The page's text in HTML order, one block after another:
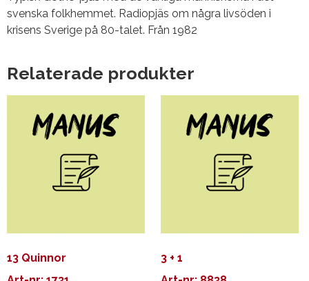
svenska folkhemmet. Radiopjäs om några livsöden i
krisens Sverige på 80-talet. Från 1982
Relaterade produkter
13 Quinnor
3 + 1